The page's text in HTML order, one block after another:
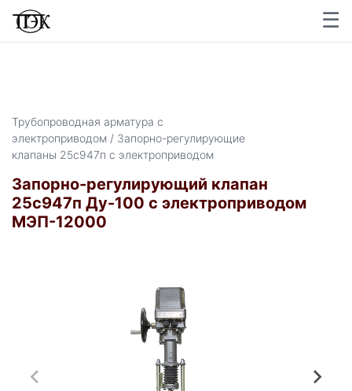
☰
Трубопроводная арматура с
электроприводом / Запорно-регулирующие
клапаны 25с947п с электроприводом
Запорно-регулирующий клапан
25с947п Ду-100 с электроприводом
МЭП-12000